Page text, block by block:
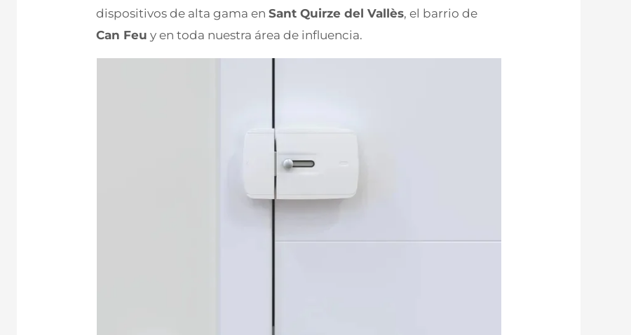
dispositivos de alta gama enSant Quirze del Vallès, el barrio de
Can Feu y en toda nuestra área de influencia.